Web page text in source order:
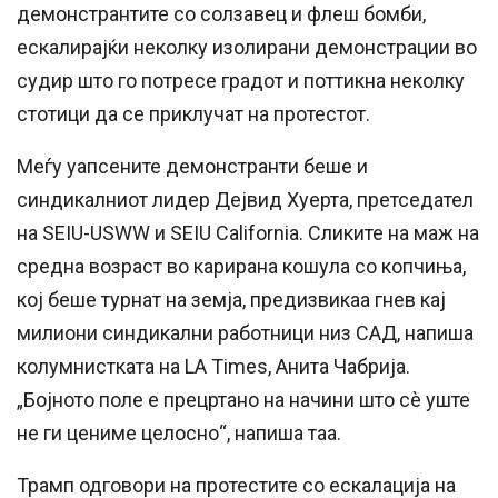
демонстрантите со солзавец и флеш бомби,
ескалирајќи неколку изолирани демонстрации во
судир што го потресе градот и поттикна неколку
стотици да се приклучат на протестот.
Меѓу уапсените демонстранти беше и
синдикалниот лидер Дејвид Хуерта, претседател
на SEIU-USWW и SEIU California. Сликите на маж на
средна возраст во карирана кошула со копчиња,
кој беше турнат на земја, предизвикаа гнев кај
милиони синдикални работници низ САД, напиша
колумнистката на LA Times, Анита Чабрија.
„Бојното поле е прецртано на начини што сè уште
не ги цениме целосно“, напиша таа.
Трамп одговори на протестите со ескалација на